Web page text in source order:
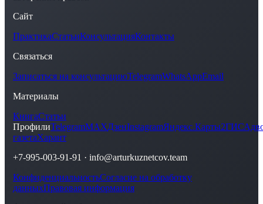
Сайт
ПрактикаСтатьиКонсультацияКонтакты
Связаться
Записаться на консультациюTelegramWhatsAppEmail
Материалы
КнигаСтатьи
ПрофилиTelegramMAXДзенInstagramЯндекс.Карты2ГИС
газетаХарант
+7-995-003-91-91 · info@arturkuznetcov.team
КонфиденциальностьСогласие на обработку
данныхПравовая информация